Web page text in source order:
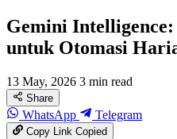
Gemini
untuk Otomasi
13 May, 2026 3 min read
Share
WhatsApp Telegram
Copy LinkCopied